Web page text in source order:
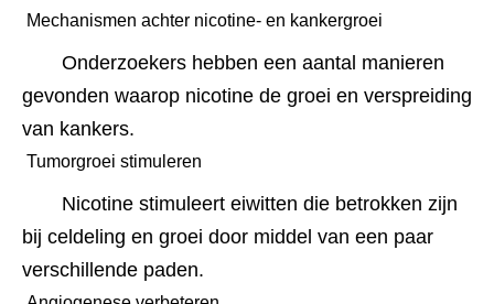
Mechanismen achter nicotine- en kankergroei
Onderzoekers hebben een aantal manieren
gevonden waarop nicotine de groei en verspreiding
van kankers.
Tumorgroei stimuleren
Nicotine stimuleert eiwitten die betrokken zijn
bij celdeling en groei door middel van een paar
verschillende paden.﻿﻿